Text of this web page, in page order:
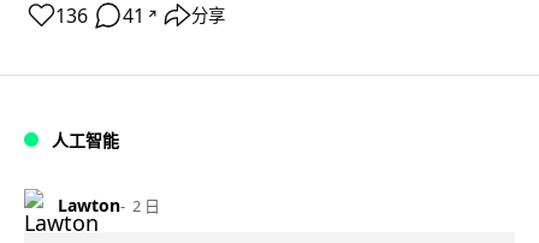
136 41 ↗ 分享
人工智能
Lawton 2 日